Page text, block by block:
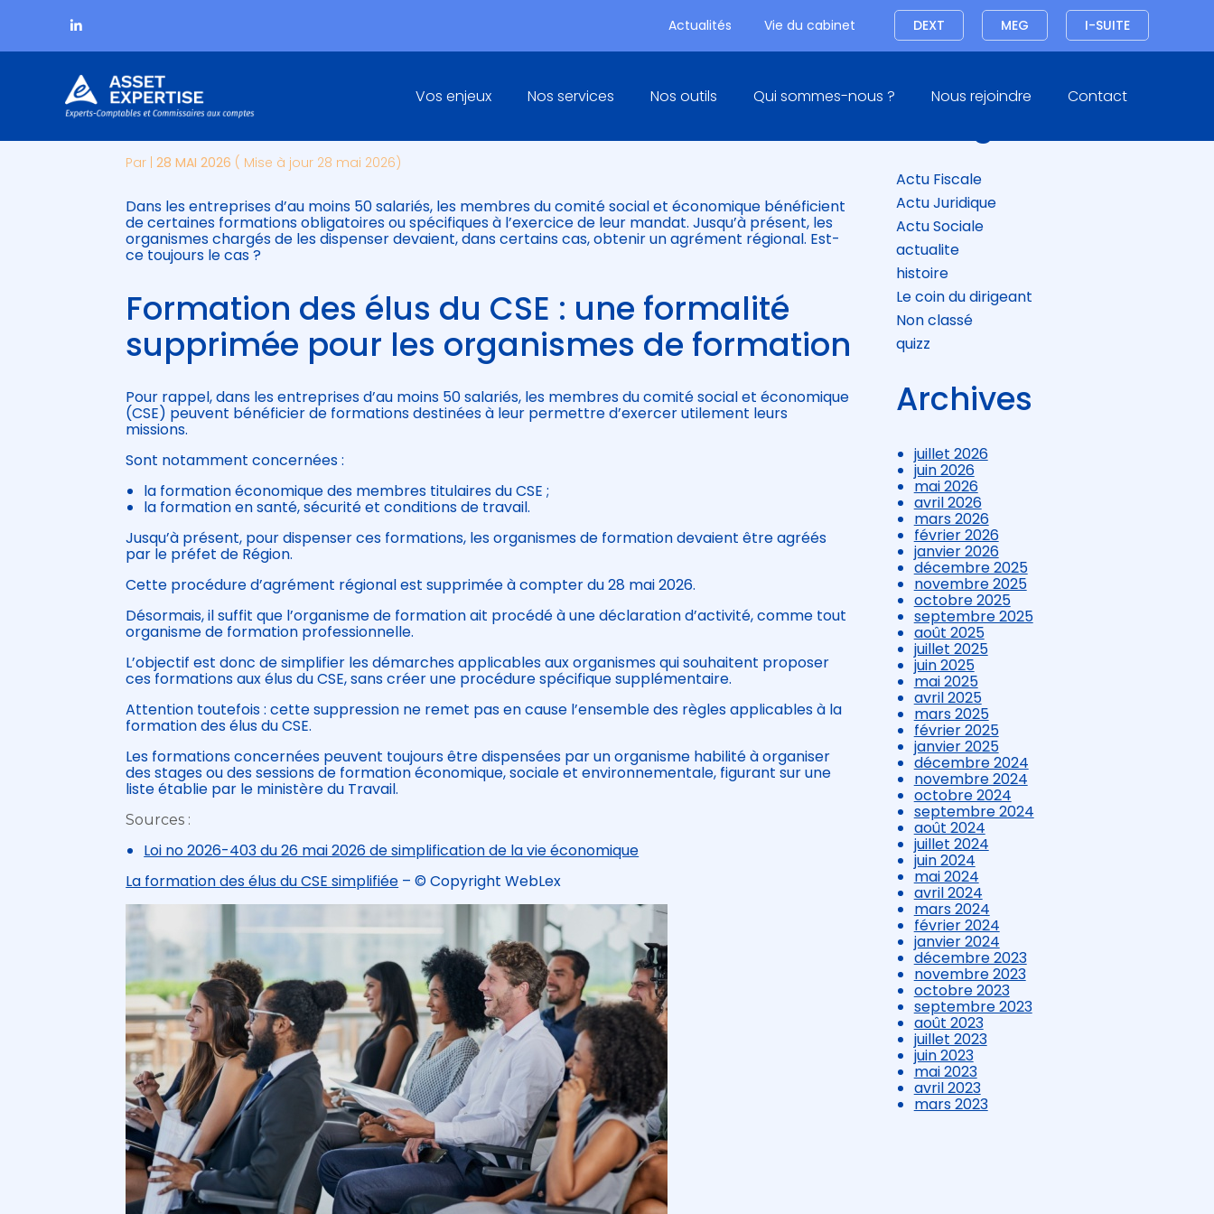
Actualités Vie du cabinet Connexion I-SUITE
MEG
DEXT
Aller
au
Principal
Vos enjeux Nos services Nos outils Qui sommes-nous ? Nous rejoindre Contact
LA FORMATION DES ÉLUS DU CSE SIMPLIFIÉE
Par |28 MAI 2026 ( Mise à jour 28 mai 2026)
Dans les entreprises d’au moins 50 salariés, les membres du comité social et économique bénéficient
de certaines formations obligatoires ou spécifiques à l’exercice de leur mandat. Jusqu’à présent, les
organismes chargés de les dispenser devaient, dans certains cas, obtenir un agrément régional. Est-
ce toujours le cas ?
Formation des élus du CSE : une formalité
supprimée pour les organismes de formation
Pour rappel, dans les entreprises d’au moins 50 salariés, les membres du comité social et économique
(CSE) peuvent bénéficier de formations destinées à leur permettre d’exercer utilement leurs
missions.
Sont notamment concernées :
la formation économique des membres titulaires du CSE ;
la formation en santé, sécurité et conditions de travail.
Jusqu’à présent, pour dispenser ces formations, les organismes de formation devaient être agréés
par le préfet de Région.
Cette procédure d’agrément régional est supprimée à compter du 28 mai 2026.
Désormais, il suffit que l’organisme de formation ait procédé à une déclaration d’activité, comme tout
organisme de formation professionnelle.
L’objectif est donc de simplifier les démarches applicables aux organismes qui souhaitent proposer
ces formations aux élus du CSE, sans créer une procédure spécifique supplémentaire.
Attention toutefois : cette suppression ne remet pas en cause l’ensemble des règles applicables à la
formation des élus du CSE.
Les formations concernées peuvent toujours être dispensées par un organisme habilité à organiser
des stages ou des sessions de formation économique, sociale et environnementale, figurant sur une
liste établie par le ministère du Travail.
Sources :
Loi no 2026-403 du 26 mai 2026 de simplification de la vie économique
La formation des élus du CSE simplifiée – © Copyright WebLex
Blog
Actu Fiscale
Actu Juridique
Actu Sociale
actualite
histoire
Le coin du dirigeant
Non classé
quizz
Archives
juillet 2026
juin 2026
mai 2026
avril 2026
mars 2026
février 2026
janvier 2026
décembre 2025
novembre 2025
octobre 2025
septembre 2025
août 2025
juillet 2025
juin 2025
mai 2025
avril 2025
mars 2025
février 2025
janvier 2025
décembre 2024
novembre 2024
octobre 2024
septembre 2024
août 2024
juillet 2024
juin 2024
mai 2024
avril 2024
mars 2024
février 2024
janvier 2024
décembre 2023
novembre 2023
octobre 2023
septembre 2023
août 2023
juillet 2023
juin 2023
mai 2023
avril 2023
mars 2023